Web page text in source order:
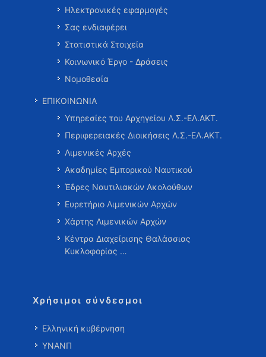
Ηλεκτρονικές εφαρμογές
Σας ενδιαφέρει
Στατιστικά Στοιχεία
Κοινωνικό Έργο - Δράσεις
Νομοθεσία
ΕΠΙΚΟΙΝΩΝΙΑ
Υπηρεσίες του Αρχηγείου Λ.Σ.-ΕΛ.ΑΚΤ.
Περιφερειακές Διοικήσεις Λ.Σ.-ΕΛ.ΑΚΤ.
Λιμενικές Αρχές
Ακαδημίες Εμπορικού Ναυτικού
Έδρες Ναυτιλιακών Ακολούθων
Ευρετήριο Λιμενικών Αρχών
Χάρτης Λιμενικών Αρχών
Κέντρα Διαχείρισης Θαλάσσιας
Κυκλοφορίας …
Χρήσιμοι σύνδεσμοι
Ελληνική κυβέρνηση
ΥΝΑΝΠ